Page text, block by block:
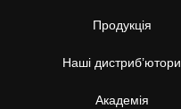
Продукція
Наші дистриб’ютори
Академія